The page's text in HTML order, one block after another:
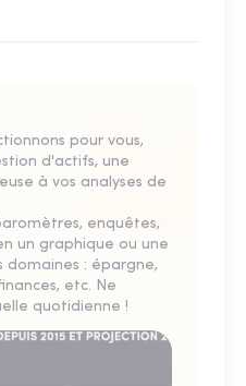
pour vous,
d'actifs, une
à vos analyses de
enquêtes,
un graphique ou une
domaines : épargne,
etc. Ne
quotidienne !